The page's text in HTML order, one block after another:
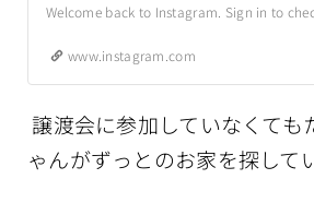
www.instagram.com
譲渡会に参加していなくても
ゃんがずっとのお家を探して